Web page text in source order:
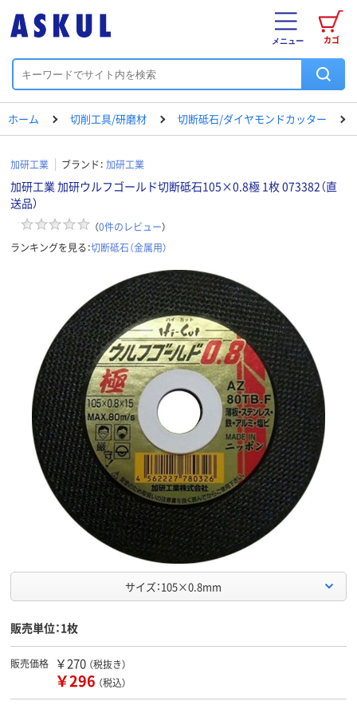
カゴ
メニュー
ホーム 切削工具/研磨材 切断砥石/ダイヤモンドカッター
加研工業 ブランド： 加研工業
加研工業 加研ウルフゴールド切断砥石105×0.8極 1枚 073382（直
送品）
（0件のレビュー）
ランキングを見る：切断砥石（金属用）
サイズ：105×0.8mm
販売単位：1枚
販売価格 ￥270 （税抜き）
￥296 （税込）